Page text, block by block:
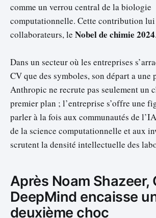
comme un verrou central de la biologie
computationnelle. Cette contribution lui
collaborateurs, le Nobel de chimie 2024.
Dans un secteur où les entreprises
CV que des symboles, son départ a une
Anthropic ne recrute pas seulement un
premier plan ; l’entreprise s’offre une
parler à la fois aux communautés de
de la science computationnelle et aux
scrutent la densité intellectuelle des
Après Noam Shazeer,
DeepMind encaisse
deuxième choc